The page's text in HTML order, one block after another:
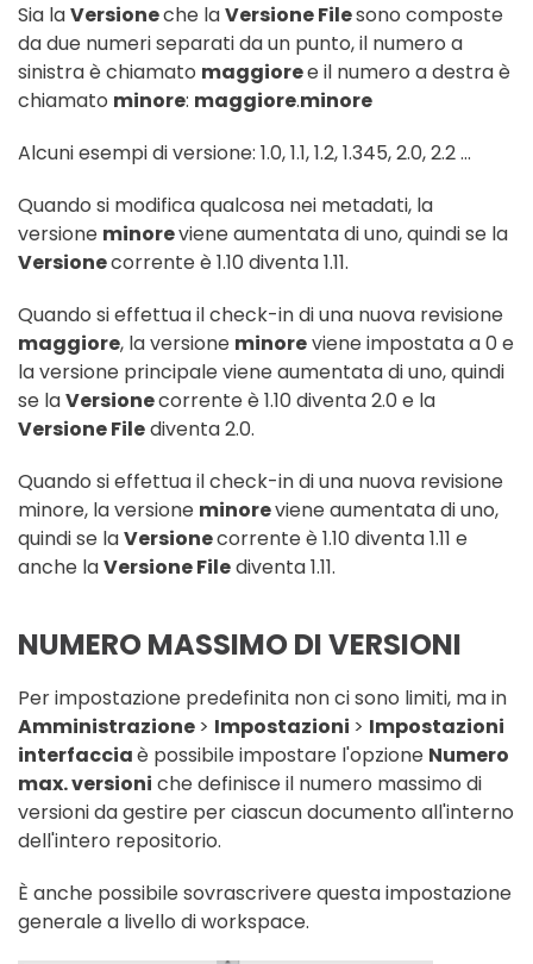
Sia laVersioneche laVersione Filesono composte
da due numeri separati da un punto, il numero a
sinistra è chiamato maggioree il numero a destra è
chiamato minore: maggiore.minore
Alcuni esempi di versione: 1.0, 1.1, 1.2, 1.345, 2.0, 2.2 ...
Quando si modifica qualcosa nei metadati, la
versione minoreviene aumentata di uno, quindi se la
Versionecorrente è 1.10 diventa 1.11.
Quando si effettua il check-in di una nuova revisione
maggiore, la versione minoreviene impostata a 0 e
la versione principale viene aumentata di uno, quindi
se laVersionecorrente è 1.10 diventa 2.0 e la
Versione Filediventa 2.0.
Quando si effettua il check-in di una nuova revisione
minore, la versione minoreviene aumentata di uno,
quindi se laVersionecorrente è 1.10 diventa 1.11 e
anche laVersione Filediventa 1.11.
NUMERO MASSIMO DI VERSIONI
Per impostazione predefinita non ci sono limiti, ma in
Amministrazione > Impostazioni > Impostazioni
interfacciaè possibile impostare l'opzione Numero
max. versioni che definisce il numero massimo di
versioni da gestire per ciascun documento all'interno
dell'intero repositorio.
È anche possibile sovrascrivere questa impostazione
generale a livello di workspace.